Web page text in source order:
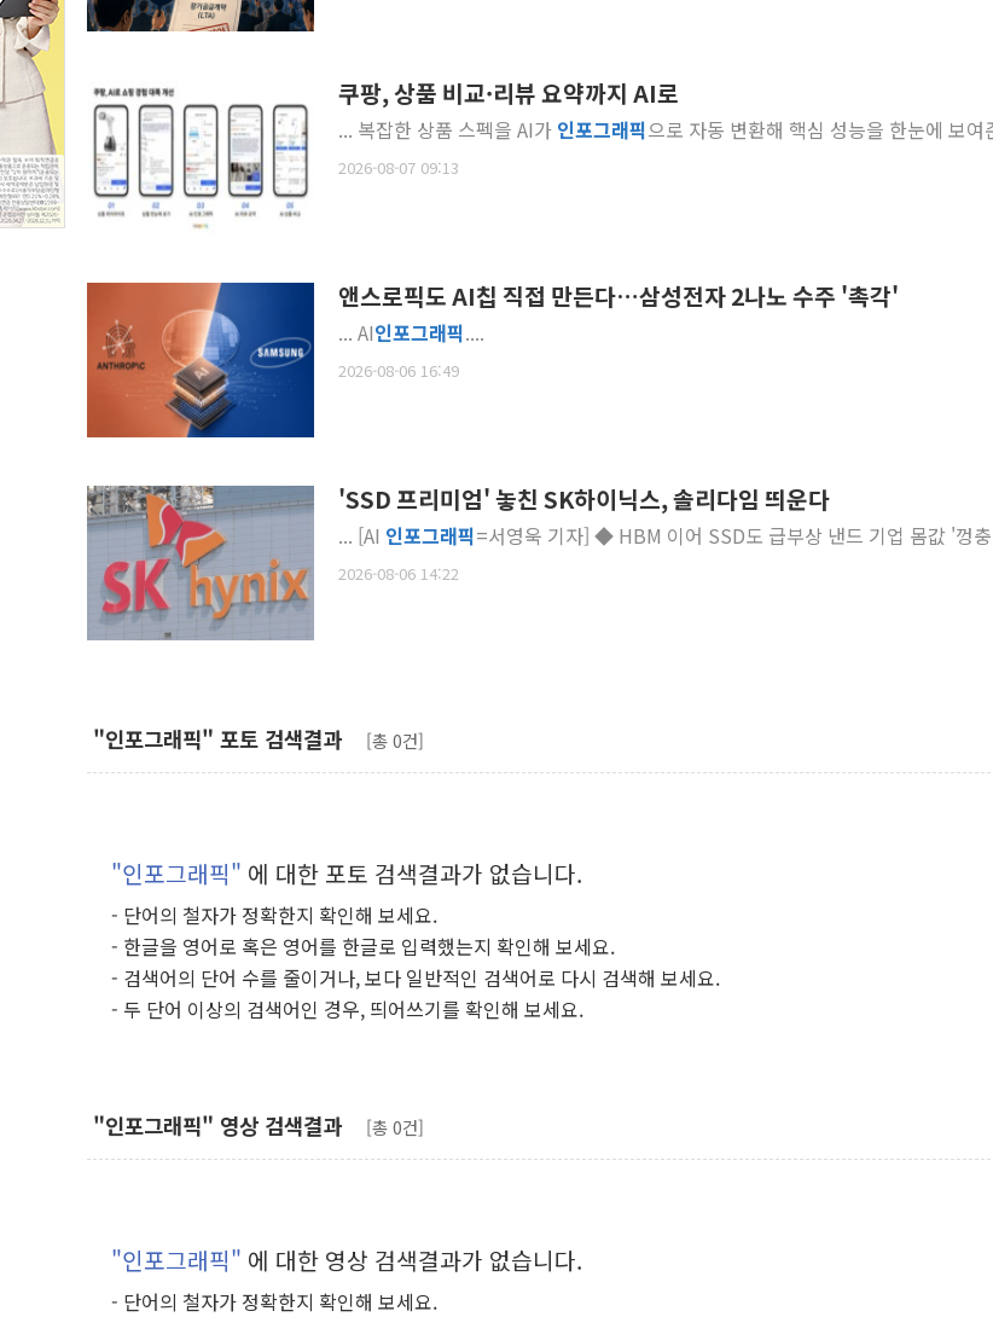
쿠팡, 상품 비교·리뷰 요약까지 AI로
... 복잡한 상품 스펙을 AI가 인포그래픽으로 자동 변환해 핵심 성능을 한눈에 보여
2026-08-07 09:13
앤스로픽도 AI칩 직접 만든다…삼성전자 2나노 수주 '촉각'
... AI인포그래픽....
2026-08-06 16:49
'SSD 프리미엄' 놓친 SK하이닉스, 솔리다임 띄운다
... [AI 인포그래픽 =서영욱 기자] ◆ HBM 이어 SSD도 급부상 낸드 기업 몸값 '껑
2026-08-06 14:22
"인포그래픽" 포토 검색결과 [총 0건]
"인포그래픽" 에 대한 포토 검색결과가 없습니다.
- 단어의 철자가 정확한지 확인해 보세요.
- 한글을 영어로 혹은 영어를 한글로 입력했는지 확인해 보세요.
- 검색어의 단어 수를 줄이거나, 보다 일반적인 검색어로 다시 검색해 보세요.
- 두 단어 이상의 검색어인 경우, 띄어쓰기를 확인해 보세요.
"인포그래픽" 영상 검색결과 [총 0건]
"인포그래픽" 에 대한 영상 검색결과가 없습니다.
- 단어의 철자가 정확한지 확인해 보세요.